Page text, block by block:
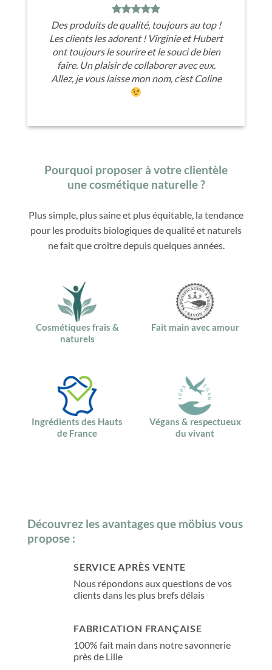
Des produits de qualité, toujours au top !
Les clients les adorent ! Virginie et Hubert
ont toujours le sourire et le souci de bien
faire. Un plaisir de collaborer avec eux.
Allez, je vous laisse mon nom, c’est Coline
Pourquoi proposer à votre clientèle
une cosmétique naturelle ?
Plus simple, plus saine et plus équitable, la tendance
pour les produits biologiques de qualité et naturels
ne fait que croître depuis quelques années.
Cosmétiques frais &
naturels
Fait main avec amour
Ingrédients des Hauts
de France
Végans & respectueux
du vivant
Découvrez les avantages que möbius vous
propose :
SERVICE APRÈS VENTE
Nous répondons aux questions de vos
clients dans les plus brefs délais
FABRICATION FRANÇAISE
100% fait main dans notre savonnerie
près de Lille